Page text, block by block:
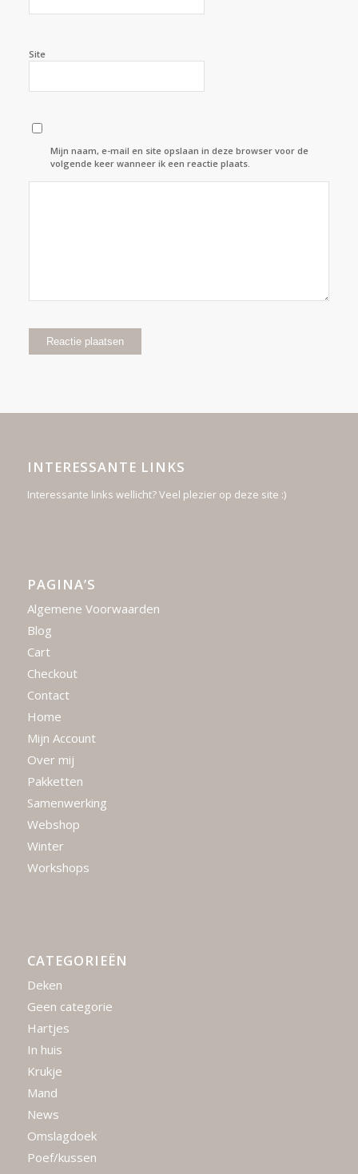
Site
Mijn naam, e-mail en site opslaan in deze browser voor de
volgende keer wanneer ik een reactie plaats.
INTERESSANTE LINKS
Interessante links wellicht? Veel plezier op deze site :)
PAGINA’S
Algemene Voorwaarden
Blog
Cart
Checkout
Contact
Home
Mijn Account
Over mij
Pakketten
Samenwerking
Webshop
Winter
Workshops
CATEGORIEËN
Deken
Geen categorie
Hartjes
In huis
Krukje
Mand
News
Omslagdoek
Poef/kussen